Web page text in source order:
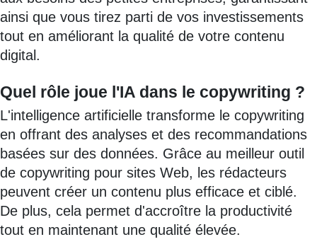
ainsi que vous tirez parti de vos investissements
tout en améliorant la qualité de votre contenu
digital.
Quel rôle joue l'IA dans le copywriting ?
L'intelligence artificielle transforme le copywriting
en offrant des analyses et des recommandations
basées sur des données. Grâce au meilleur outil
de copywriting pour sites Web, les rédacteurs
peuvent créer un contenu plus efficace et ciblé.
De plus, cela permet d'accroître la productivité
tout en maintenant une qualité élevée.